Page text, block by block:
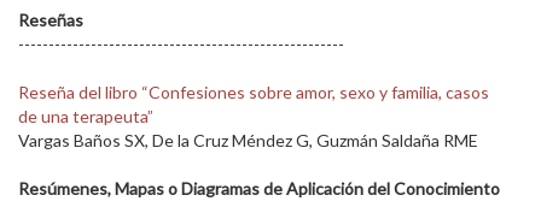
Reseñas
------------------------------------------------------
Reseña del libro “Confesiones sobre amor, sexo y familia, casos
de una terapeuta”
Vargas Baños SX, De la Cruz Méndez G, Guzmán Saldaña RME
Resúmenes, Mapas o Diagramas de Aplicación del Conocimiento